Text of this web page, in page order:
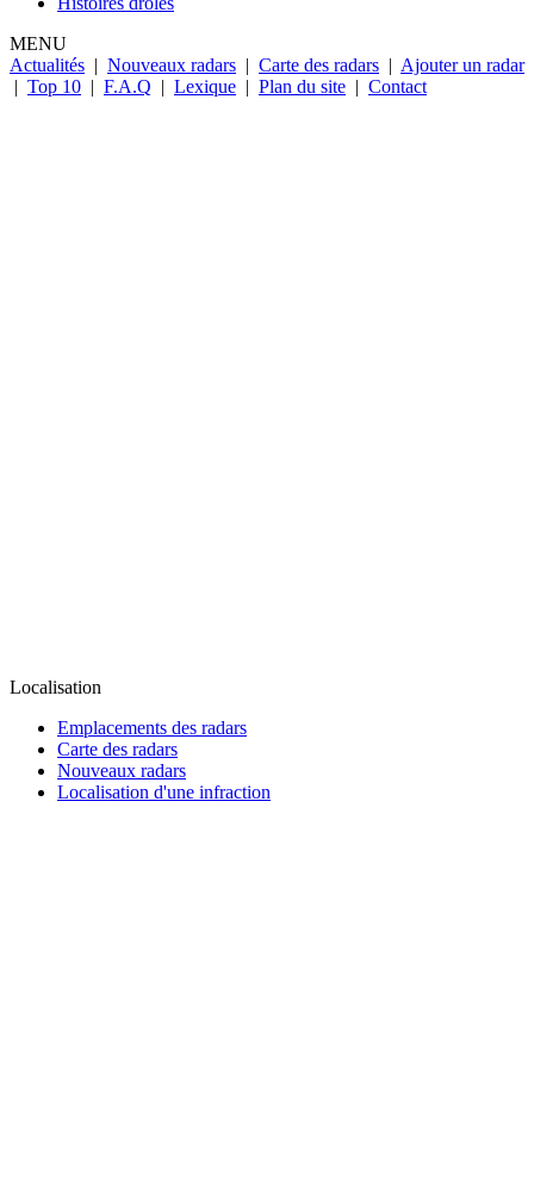
MENU
Actualités | Nouveaux radars | Carte des radars | Ajouter un radar
| Top 10 | F.A.Q | Lexique | Plan du site | Contact
Localisation
Emplacements des radars
Carte des radars
Nouveaux radars
Localisation d'une infraction